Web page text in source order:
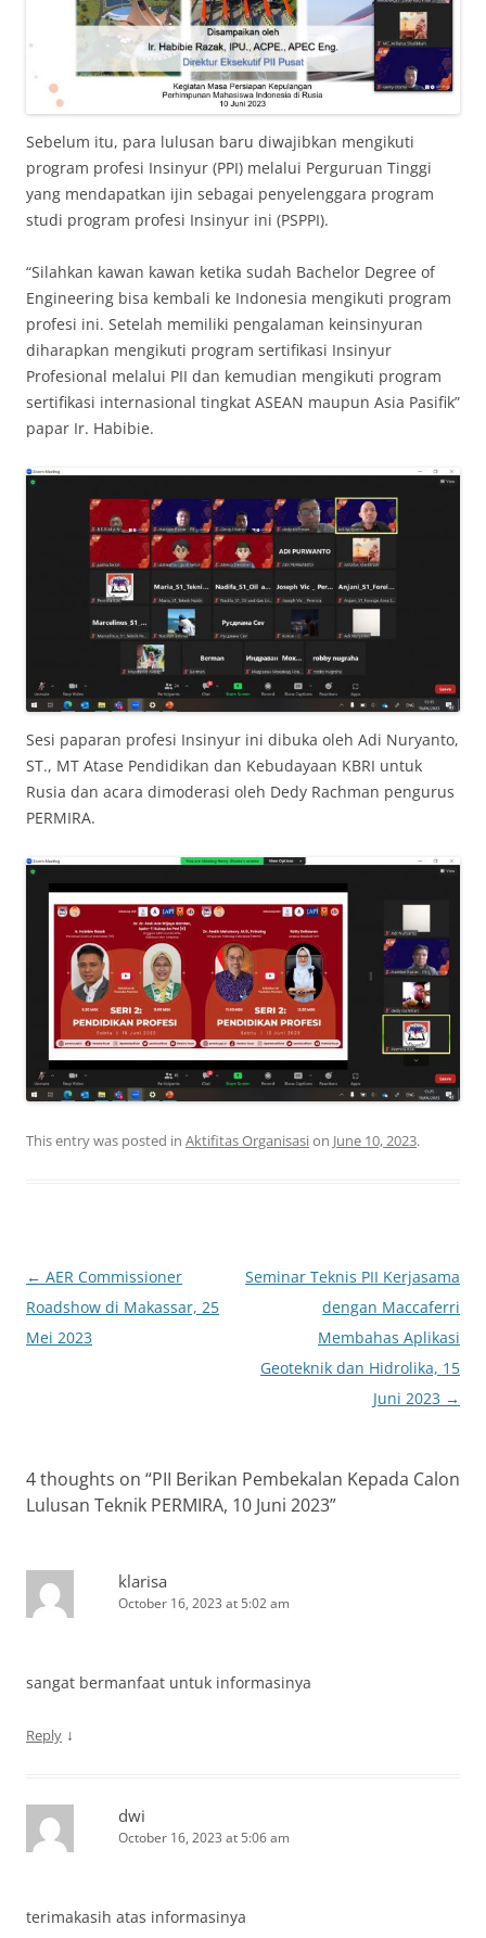
Sebelum itu, para lulusan baru diwajibkan mengikuti
program profesi Insinyur (PPI) melalui Perguruan Tinggi
yang mendapatkan ijin sebagai penyelenggara program
studi program profesi Insinyur ini (PSPPI).
“Silahkan kawan kawan ketika sudah Bachelor Degree of
Engineering bisa kembali ke Indonesia mengikuti program
profesi ini. Setelah memiliki pengalaman keinsinyuran
diharapkan mengikuti program sertifikasi Insinyur
Profesional melalui PII dan kemudian mengikuti program
sertifikasi internasional tingkat ASEAN maupun Asia Pasifik”
papar Ir. Habibie.
Sesi paparan profesi Insinyur ini dibuka oleh Adi Nuryanto,
ST., MT Atase Pendidikan dan Kebudayaan KBRI untuk
Rusia dan acara dimoderasi oleh Dedy Rachman pengurus
PERMIRA.
This entry was posted in Aktifitas Organisasion June 10, 2023.
Post
navigation
← AER Commissioner
Roadshow di Makassar, 25
Mei 2023
Seminar Teknis PII Kerjasama
dengan Maccaferri
Membahas Aplikasi
Geoteknik dan Hidrolika, 15
Juni 2023 →
4 thoughts on “PII Berikan Pembekalan Kepada Calon
Lulusan Teknik PERMIRA, 10 Juni 2023”
klarisa
October 16, 2023 at 5:02 am
sangat bermanfaat untuk informasinya
Reply ↓
dwi
October 16, 2023 at 5:06 am
terimakasih atas informasinya